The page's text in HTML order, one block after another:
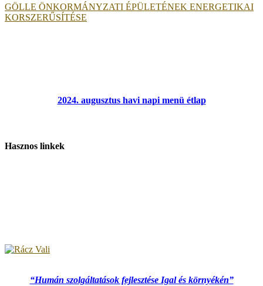
GÖLLE ÖNKORMÁNYZATI ÉPÜLETÉNEK ENERGETIKAI
KORSZERŰSÍTÉSE
2024. augusztus havi napi menü étlap
Hasznos linkek
“Humán szolgáltatások fejlesztése Igal és környékén”